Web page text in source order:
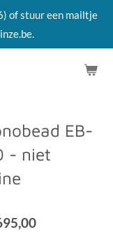
of stuur een mailtje
EB-
- niet